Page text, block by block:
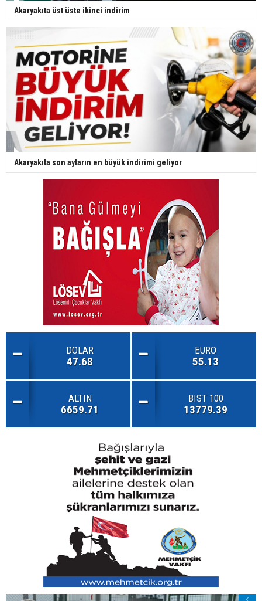
Akaryakıta üst üste ikinci indirim
Akaryakıta son ayların en büyük indirimi geliyor
DOLAR
47.68
EURO
55.13
ALTIN
6659.71
BIST 100
13779.39